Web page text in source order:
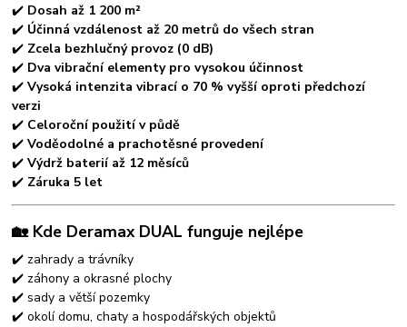
✔️ Dosah až 1 200 m²
✔️ Účinná vzdálenost až 20 metrů do všech stran
✔️ Zcela bezhlučný provoz (0 dB)
✔️ Dva vibrační elementy pro vysokou účinnost
✔️Vysoká intenzita vibrací o 70 % vyšší oproti předchozí
verzi
✔️ Celoroční použití v půdě
✔️Voděodolné a prachotěsné provedení
✔️Výdrž baterií až 12 měsíců
✔️ Záruka 5 let
🏡 Kde Deramax DUAL funguje nejlépe
✔️ zahrady a trávníky
✔️ záhony a okrasné plochy
✔️ sady a větší pozemky
✔️ okolí domu, chaty a hospodářských objektů